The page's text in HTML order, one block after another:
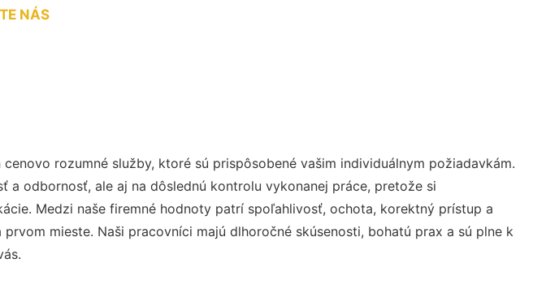
NÁS
rozumné služby, ktoré sú prispôsobené vašim individuálnym požiadavkám.
a odbornosť, ale aj na dôslednú kontrolu vykonanej práce, pretože si
Medzi naše firemné hodnoty patrí spoľahlivosť, ochota, korektný prístup a
mieste. Naši pracovníci majú dlhoročné skúsenosti, bohatú prax a sú plne k